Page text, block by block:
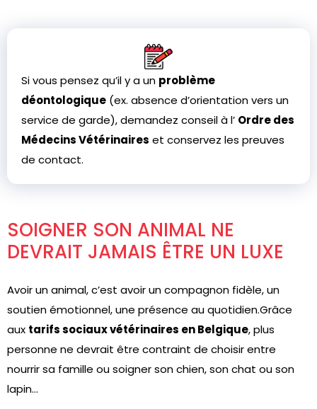
Si vous pensez qu’il y a un problème
déontologique (ex. absence d’orientation vers un
service de garde), demandez conseil à l’ Ordre des
Médecins Vétérinaires et conservez les preuves
de contact.
SOIGNER SON ANIMAL NE
DEVRAIT JAMAIS ÊTRE UN LUXE
Avoir un animal, c’est avoir un compagnon fidèle, un
soutien émotionnel, une présence au quotidien.Grâce
aux tarifs sociaux vétérinaires en Belgique, plus
personne ne devrait être contraint de choisir entre
nourrir sa famille ou soigner son chien, son chat ou son
lapin…